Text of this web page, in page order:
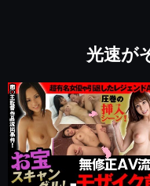
光速が